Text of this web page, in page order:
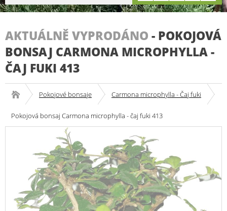
AKTUÁLNĚ VYPRODÁNO - POKOJOVÁ
BONSAJ CARMONA MICROPHYLLA -
ČAJ FUKI 413
Pokojové bonsaje Carmona microphylla - Čaj fuki
Pokojová bonsaj Carmona microphylla - čaj fuki 413